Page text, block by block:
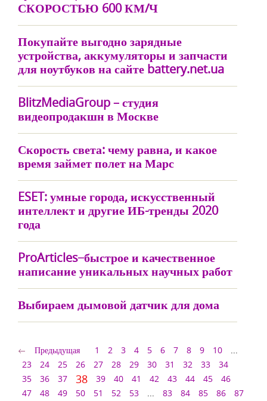
СКОРОСТЬЮ 600 КМ/Ч
Покупайте выгодно зарядные
устройства, аккумуляторы и запчасти
для ноутбуков на сайте battery.net.ua
BlitzMediaGroup – студия
видеопродакшн в Москве
Скорость света: чему равна, и какое
время займет полет на Марс
ESET: умные города, искусственный
интеллект и другие ИБ-тренды 2020
года
ProArticles ̶ быстрое и качественное
написание уникальных научных работ
Выбираем дымовой датчик для дома
Предыдущая 1 2 3 4 5 6 7 8 9 10
...
23
24 25 26 27 28 29 30 31 32 33
34
35
36 37 38 39 40 41 42 43 44 45
46
47
48 49 50 51 52 53 ... 83 84 85 86
87